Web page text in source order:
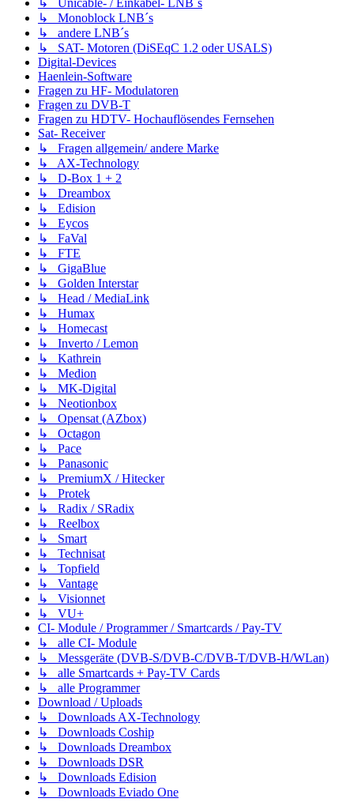
↳ Monoblock LNB´s
↳ andere LNB´s
↳ SAT- Motoren (DiSEqC 1.2 oder USALS)
Digital-Devices
Haenlein-Software
Fragen zu HF- Modulatoren
Fragen zu DVB-T
Fragen zu HDTV- Hochauflösendes Fernsehen
Sat- Receiver
↳ Fragen allgemein/ andere Marke
↳ AX-Technology
↳ D-Box 1 + 2
↳ Dreambox
↳ Edision
↳ Eycos
↳ FaVal
↳ FTE
↳ GigaBlue
↳ Golden Interstar
↳ Head / MediaLink
↳ Humax
↳ Homecast
↳ Inverto / Lemon
↳ Kathrein
↳ Medion
↳ MK-Digital
↳ Neotionbox
↳ Opensat (AZbox)
↳ Octagon
↳ Pace
↳ Panasonic
↳ PremiumX / Hitecker
↳ Protek
↳ Radix / SRadix
↳ Reelbox
↳ Smart
↳ Technisat
↳ Topfield
↳ Vantage
↳ Visionnet
↳ VU+
CI- Module / Programmer / Smartcards / Pay-TV
↳ alle CI- Module
↳ Messgeräte (DVB-S/DVB-C/DVB-T/DVB-H/WLan)
↳ alle Smartcards + Pay-TV Cards
↳ alle Programmer
Download / Uploads
↳ Downloads AX-Technology
↳ Downloads Coship
↳ Downloads Dreambox
↳ Downloads DSR
↳ Downloads Edision
↳ Downloads Eviado One